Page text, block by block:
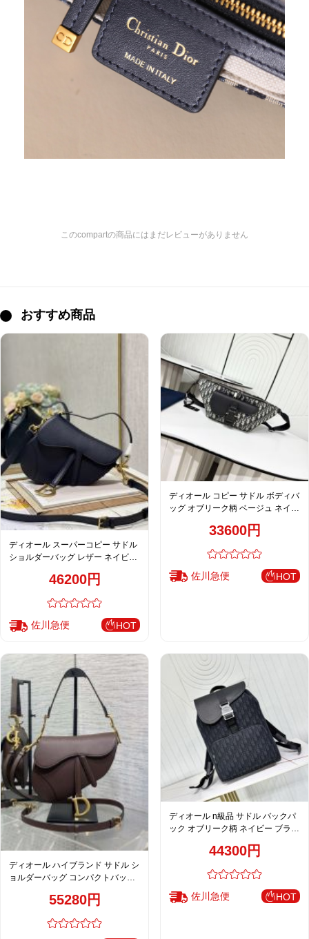
このcompartの商品にはまだレビューがありません
おすすめ商品
ディオール スーパーコピー サドル
ショルダーバッグ レザー ネイビー
46200円
佐川急便 HOT
ディオール コピー サドル ボディバ
ッグ オブリーク柄 ベージュ ネイビ
33600円
佐川急便 HOT
ディオール ハイブランド サドル シ
ョルダーバッグ コンパクトバッグ
55280円
ディオール n級品 サドル バックパ
ック オブリーク柄 ネイビー ブラッ
44300円
佐川急便 HOT